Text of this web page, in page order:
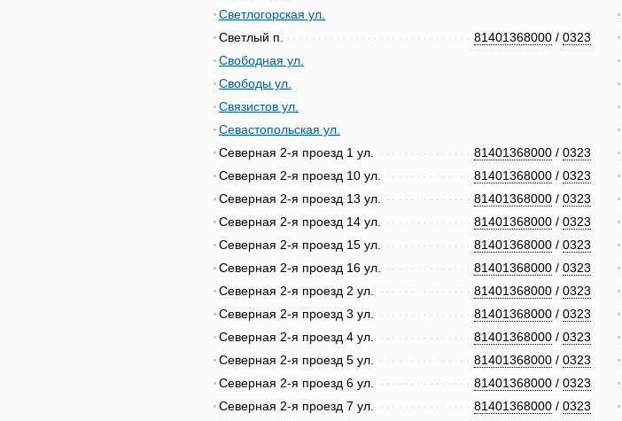
Светлогорская ул.
81401368000 / 0323
Светлый п.
Свободная ул.
Свободы ул.
Связистов ул.
Севастопольская ул.
81401368000 / 0323
Северная 2-я проезд 1 ул.
81401368000 / 0323
Северная 2-я проезд 10 ул.
81401368000 / 0323
Северная 2-я проезд 13 ул.
81401368000 / 0323
Северная 2-я проезд 14 ул.
81401368000 / 0323
Северная 2-я проезд 15 ул.
81401368000 / 0323
Северная 2-я проезд 16 ул.
81401368000 / 0323
Северная 2-я проезд 2 ул.
81401368000 / 0323
Северная 2-я проезд 3 ул.
81401368000 / 0323
Северная 2-я проезд 4 ул.
81401368000 / 0323
Северная 2-я проезд 5 ул.
81401368000 / 0323
Северная 2-я проезд 6 ул.
81401368000 / 0323
Северная 2-я проезд 7 ул.